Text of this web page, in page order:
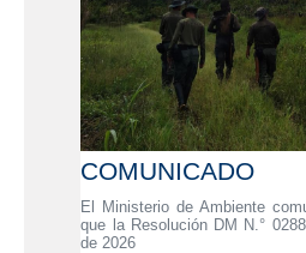
COMUNICADO
El Ministerio de Ambiente
que la Resolución DM N.°
de 2026